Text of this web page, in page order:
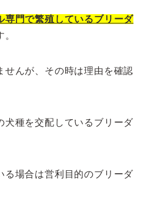
専門で繁殖しているブリーダ
せんが、その時は理由を確認
犬種を交配しているブリーダ
る場合は営利目的のブリーダ